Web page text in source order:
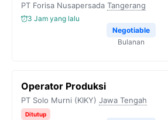
PT Forisa Nusapersada Tangerang
3 Jam yang lalu
Negotiable
Bulanan
Operator Produksi
PT Solo Murni (KIKY) Jawa Tengah
Ditutup